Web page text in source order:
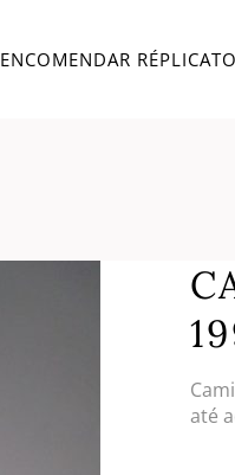
ENCOMENDAR RÉPLICA
até